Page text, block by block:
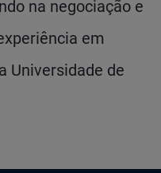
na negociação e
em
Universidade de